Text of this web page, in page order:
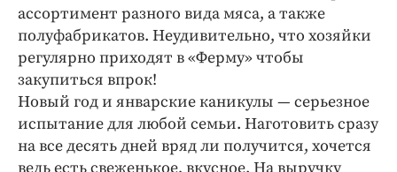
Работодатель года
ассортимент разного вида мяса, а также
полуфабрикатов. Неудивительно, что хозяйки
регулярно приходят в «Ферму» чтобы
закупиться впрок!
Новый год и январские каникулы — серьезное
испытание для любой семьи. Наготовить сразу
на все десять дней вряд ли получится, хочется